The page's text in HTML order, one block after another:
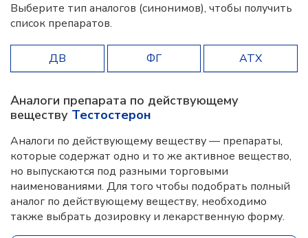
Выберите тип аналогов (синонимов), чтобы получить
список препаратов.
ДВ ФГ АТХ
Аналоги препарата по действующему
веществу Тестостерон
Аналоги по действующему веществу — препараты,
которые содержат одно и то же активное вещество,
но выпускаются под разными торговыми
наименованиями. Для того чтобы подобрать полный
аналог по действующему веществу, необходимо
также выбрать дозировку и лекарственную форму.